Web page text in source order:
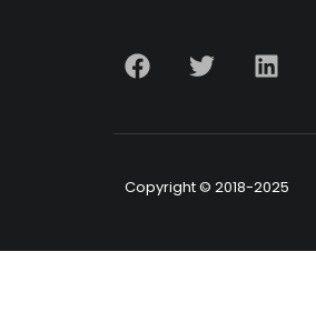
Copyright © 2018-2025